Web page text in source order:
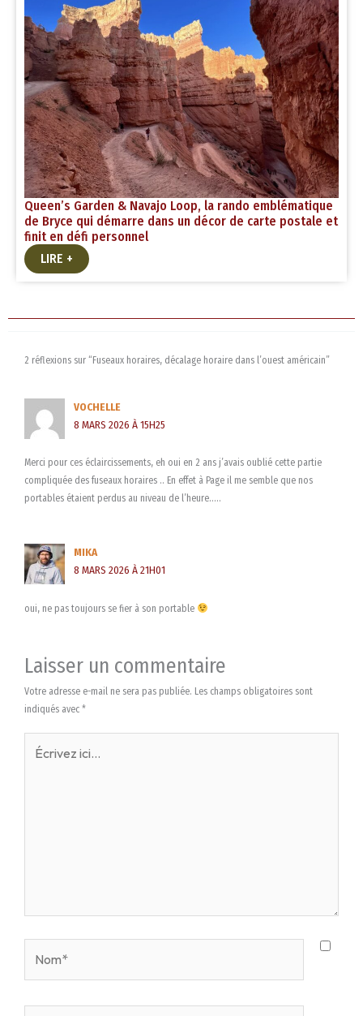
Queen’s Garden & Navajo Loop, la rando emblématique
de Bryce qui démarre dans un décor de carte postale et
finit en défi personnel
LIRE +
2 réflexions sur “Fuseaux horaires, décalage horaire dans l’ouest américain”
VOCHELLE
8 MARS 2026 À 15H25
Merci pour ces éclaircissements, eh oui en 2 ans j’avais oublié cette partie
compliquée des fuseaux horaires .. En effet à Page il me semble que nos
portables étaient perdus au niveau de l’heure…..
MIKA
8 MARS 2026 À 21H01
oui, ne pas toujours se fier à son portable
Laisser un commentaire
Votre adresse e-mail ne sera pas publiée. Les champs obligatoires sont
indiqués avec *
ici…